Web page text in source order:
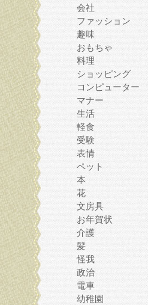
会社
ファッション
趣味
おもちゃ
料理
ショッピング
コンピューター
マナー
生活
軽食
受験
表情
ペット
本
花
文房具
お年賀状
介護
髪
怪我
政治
電車
幼稚園